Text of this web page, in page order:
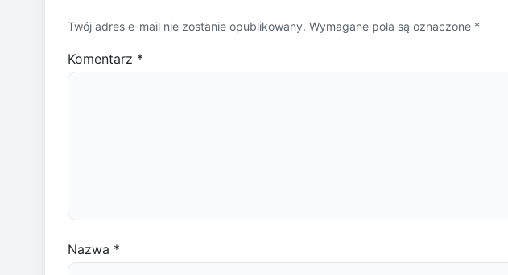
Twój adres e-mail nie zostanie opublikowany. Wymagane pola są oznaczone *
Komentarz *
Nazwa *